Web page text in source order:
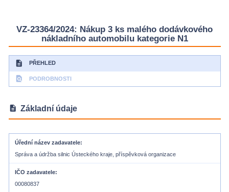
VZ-23364/2024: Nákup 3 ks malého dodávkového
nákladního automobilu kategorie N1
description PŘEHLED
find_in_page PODROBNOSTI
description Základní údaje
Úřední název zadavatele
Správa a údržba silnic Ústeckého kraje, příspěvková organizace
IČO zadavatele
00080837